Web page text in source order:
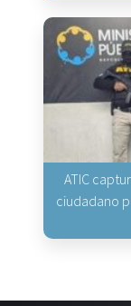
ATIC
ciudadano